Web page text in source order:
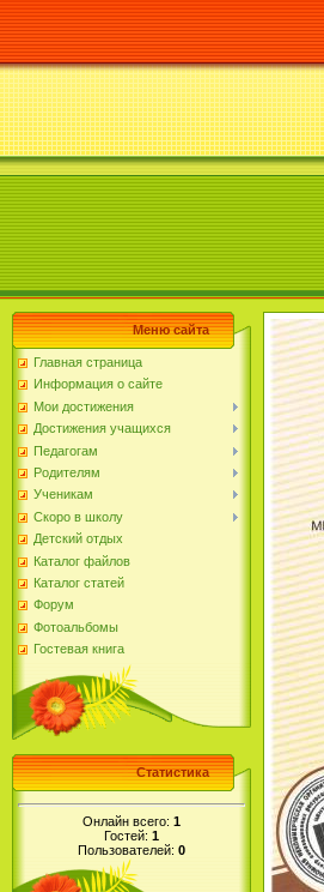
Меню сайта
Главная страница
Информация о сайте
Мои достижения
Достижения учащихся
Педагогам
Родителям
Ученикам
Скоро в школу
Детский отдых
Каталог файлов
Каталог статей
Форум
Фотоальбомы
Гостевая книга
Статистика
Онлайн всего: 1
Гостей: 1
Пользователей: 0